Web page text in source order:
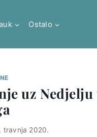
Ostalo
uz Nedjelju
travnja 2020.